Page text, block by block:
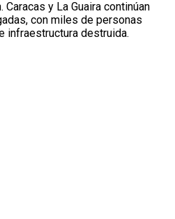
y La Guaira continúan
con miles de personas
infraestructura destruida.